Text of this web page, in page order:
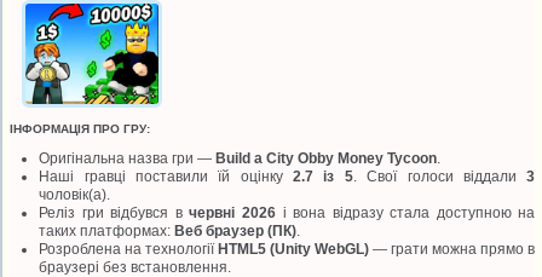
ІНФОРМАЦІЯ ПРО ГРУ:
Оригінальна назва гри —Build a City Obby Money Tycoon
Наші гравці поставили їй оцінку2.7 із 5. Свої голоси віддали3
чоловік(а).
Реліз гри відбувся вчервні 2026і вона відразу стала доступною на
таких платформах:Веб браузер (ПК)
Розроблена на технологіїHTML5 (Unity WebGL) — грати можна прямо в
браузері без встановлення.